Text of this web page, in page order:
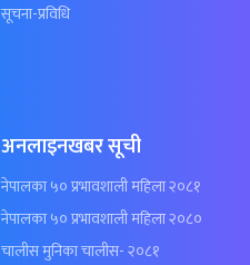
सूचना-प्रविधि
अनलाइनखबर सूची
नेपालका ५० प्रभावशाली महिला २०८१
नेपालका ५० प्रभावशाली महिला २०८०
चालीस मुनिका चालीस- २०८१